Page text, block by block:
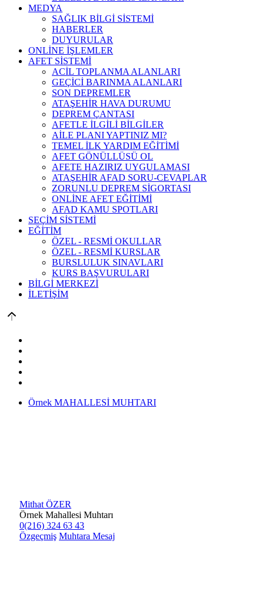
MEDYA
SAĞLIK BİLGİ SİSTEMİ
HABERLER
DUYURULAR
ONLİNE İŞLEMLER
AFET SİSTEMİ
ACİL TOPLANMA ALANLARI
GEÇİCİ BARINMA ALANLARI
SON DEPREMLER
ATAŞEHİR HAVA DURUMU
DEPREM ÇANTASI
AFETLE İLGİLİ BİLGİLER
AİLE PLANI YAPTINIZ MI?
TEMEL İLK YARDIM EĞİTİMİ
AFET GÖNÜLLÜSÜ OL
AFETE HAZIRIZ UYGULAMASI
ATAŞEHİR AFAD SORU-CEVAPLAR
ZORUNLU DEPREM SİGORTASI
ONLİNE AFET EĞİTİMİ
AFAD KAMU SPOTLARI
SEÇİM SİSTEMİ
EĞİTİM
ÖZEL - RESMİ OKULLAR
ÖZEL - RESMİ KURSLAR
BURSLULUK SINAVLARI
KURS BAŞVURULARI
BİLGİ MERKEZİ
İLETİŞİM
Örnek MAHALLESİ MUHTARI
Mithat ÖZER
Örnek Mahallesi Muhtarı
0(216) 324 63 43
Özgeçmiş Muhtara Mesaj